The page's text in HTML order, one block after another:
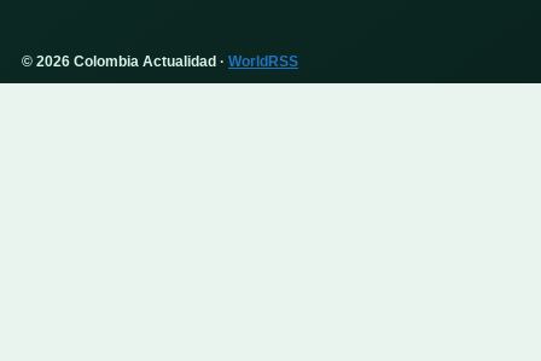
© 2026 Colombia Actualidad · WorldRSS